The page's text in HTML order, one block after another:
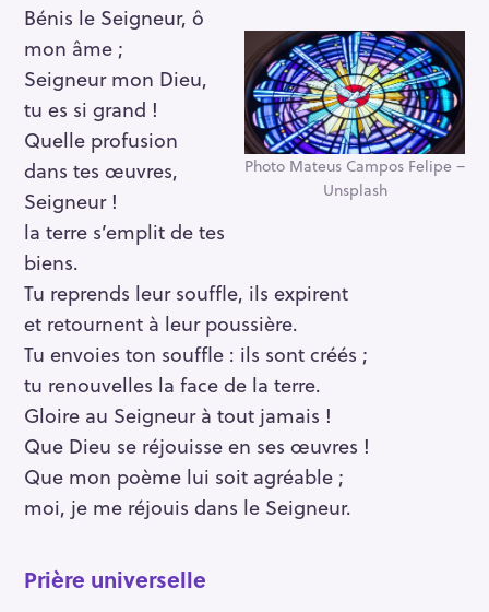
Photo Mateus Campos Felipe –
Unsplash
Bénis le Seigneur, ô
mon âme ;
Seigneur mon Dieu,
tu es si grand !
Quelle profusion
dans tes œuvres,
Seigneur !
la terre s’emplit de tes
biens.
Tu reprends leur souffle, ils expirent
et retournent à leur poussière.
Tu envoies ton souffle : ils sont créés ;
tu renouvelles la face de la terre.
Gloire au Seigneur à tout jamais !
Que Dieu se réjouisse en ses œuvres !
Que mon poème lui soit agréable ;
moi, je me réjouis dans le Seigneur.
Prière universelle